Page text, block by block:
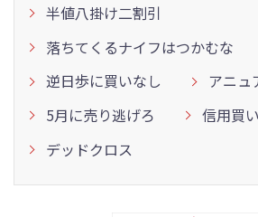
半値八掛け二割引
落ちてくるナイフはつかむな
逆日歩に買いなし
アニュ
5月に売り逃げろ
信用買
デッドクロス